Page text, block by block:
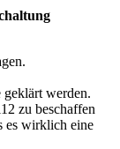
geklärt werden.
zu beschaffen
es wirklich eine